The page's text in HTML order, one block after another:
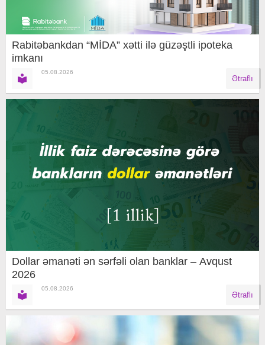
Rabitəbankdan “MİDA” xətti ilə güzəştli ipoteka
imkanı
05.08.2026
Ətraflı
Dollar əmanəti ən sərfəli olan banklar – Avqust
2026
05.08.2026
Ətraflı